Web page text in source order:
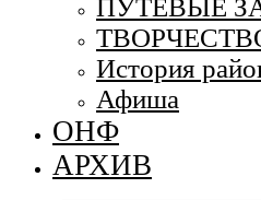
ПУТЕВЫЕ
История
Афиша
ОНФ
АРХИВ